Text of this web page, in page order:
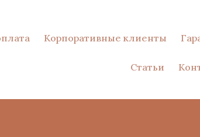
Корпоративные клиенты
Статьи